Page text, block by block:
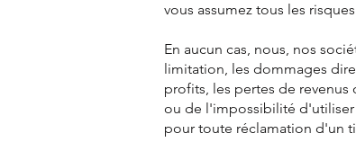
vous assumez tous les
En aucun cas, nous, nos
limitation, les dommages
profits, les pertes de
ou de l'impossibilité d'utiliser
pour toute réclamation d'un